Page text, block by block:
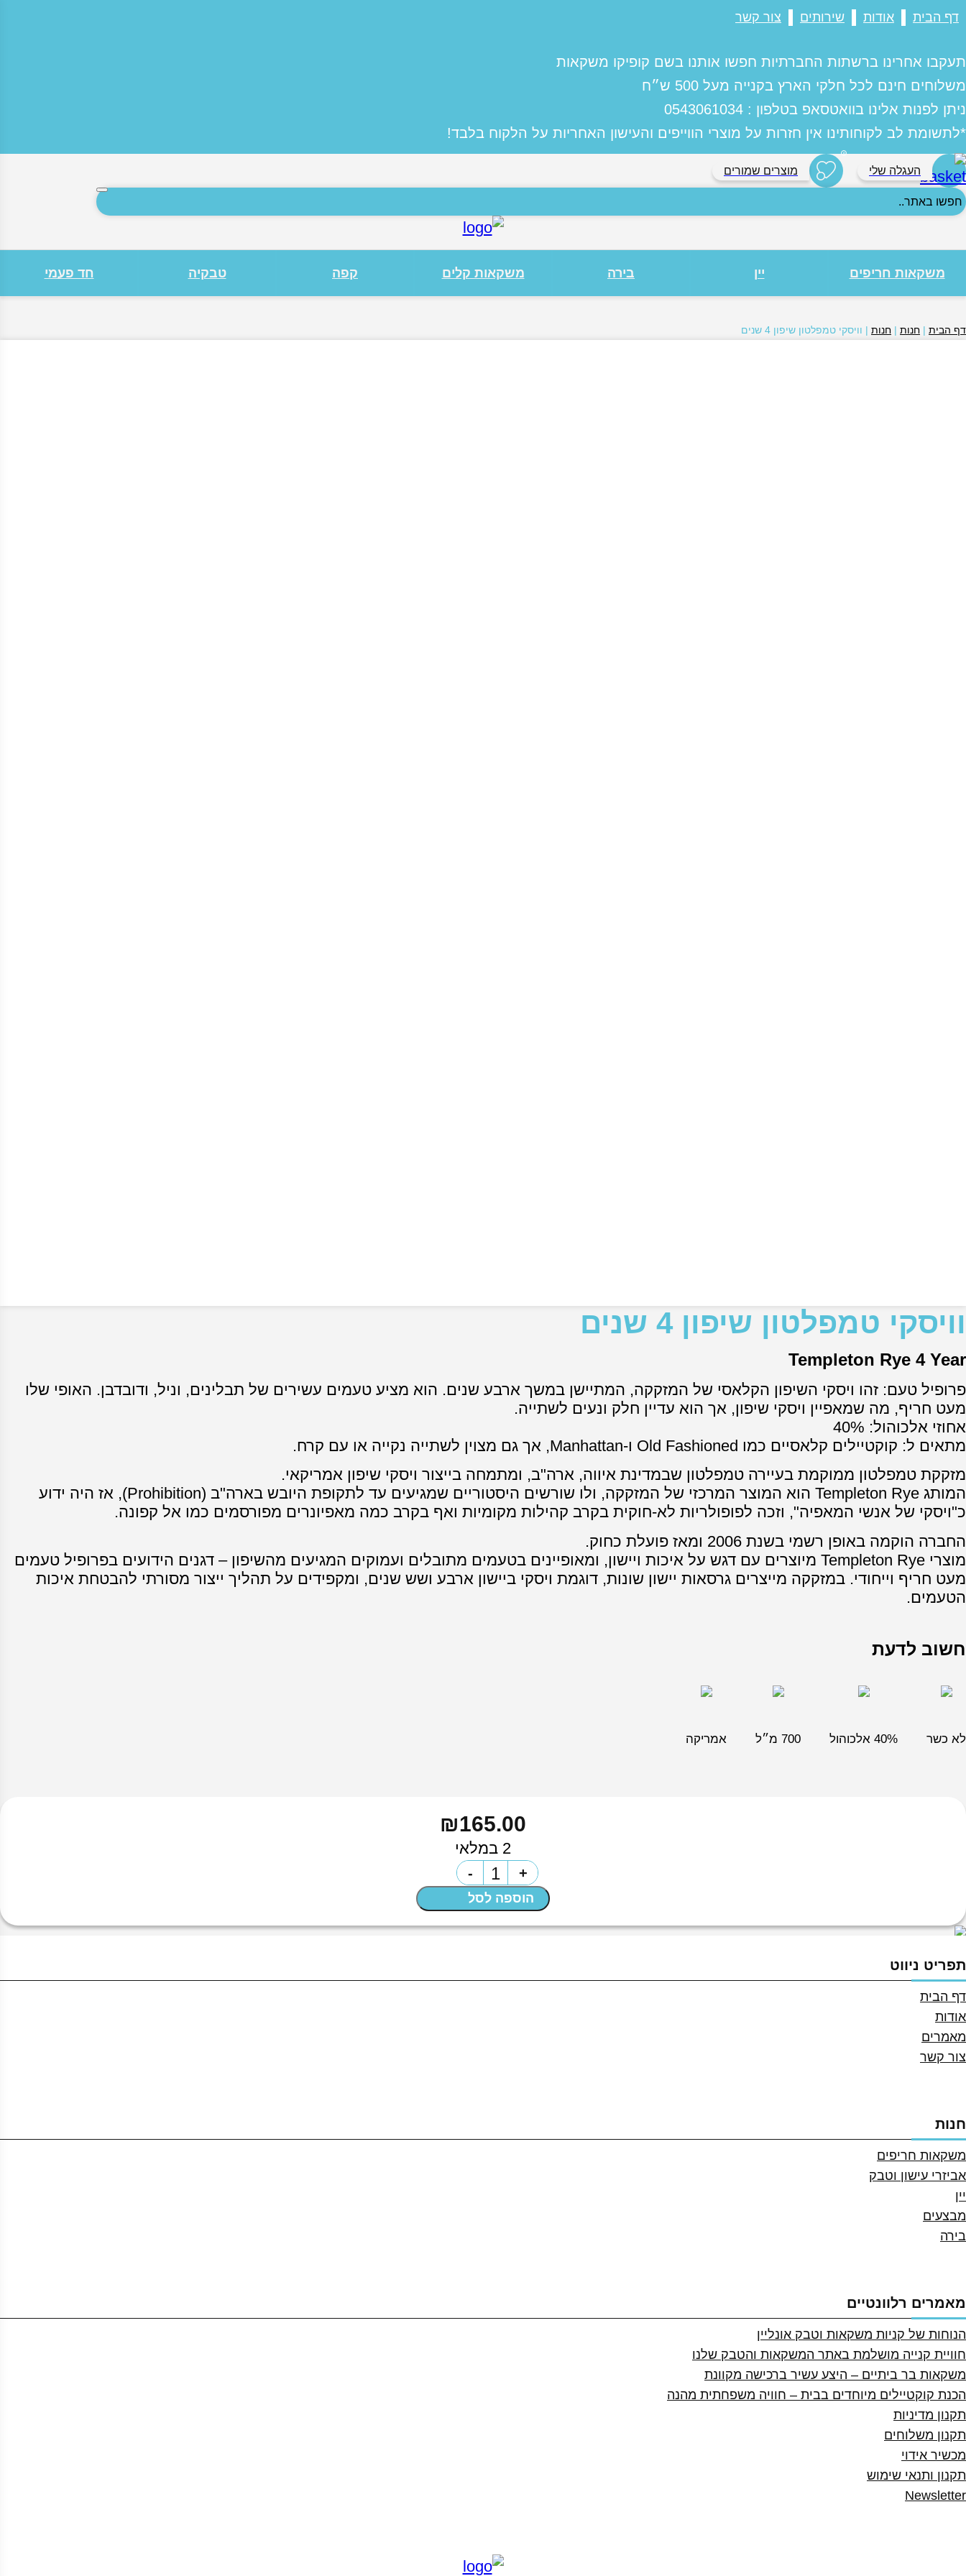
דף הבית אודות שירותים צור קשר
תעקבו אחרינו ברשתות החברתיות חפשו אותנו בשם קופיקו משקאות
משלוחים חינם לכל חלקי הארץ בקנייה מעל 500 ש״ח
ניתן לפנות אלינו בוואטסאפ בטלפון : 0543061034
*לתשומת לב לקוחותינו אין חזרות על מוצרי הווייפים והעישון האחריות על הלקוח בלבד!
העגלה שלי
0
מוצרים שמורים
חפשו
באתר..
חיפוש
משקאות חריפים יין בירה משקאות קלים קפה טבקיה חד פעמי
דף הבית | חנות | חנות | וויסקי טמפלטון שיפון 4 שנים
וויסקי טמפלטון שיפון 4 שנים
Templeton Rye 4 Year
פרופיל טעם: זהו ויסקי השיפון הקלאסי של המזקקה, המתיישן במשך ארבע שנים. הוא מציע טעמים עשירים של תבלינים, וניל, ודובדבן. האופי שלו
מעט חריף, מה שמאפיין ויסקי שיפון, אך הוא עדיין חלק ונעים לשתייה.
אחוזי אלכוהול: 40%
מתאים ל: קוקטיילים קלאסיים כמו Old Fashioned ו-Manhattan, אך גם מצוין לשתייה נקייה או עם קרח.
מזקקת טמפלטון ממוקמת בעיירה טמפלטון שבמדינת איווה, ארה"ב, ומתמחה בייצור ויסקי שיפון אמריקאי.
המותג Templeton Rye הוא המוצר המרכזי של המזקקה, ולו שורשים היסטוריים שמגיעים עד לתקופת היובש בארה"ב (Prohibition), אז היה ידוע
כ"ויסקי של אנשי המאפיה", וזכה לפופולריות לא-חוקית בקרב קהילות מקומיות ואף בקרב כמה מאפיונרים מפורסמים כמו אל קפונה.
החברה הוקמה באופן רשמי בשנת 2006 ומאז פועלת כחוק.
מוצרי Templeton Rye מיוצרים עם דגש על איכות ויישון, ומאופיינים בטעמים מתובלים ועמוקים המגיעים מהשיפון – דגנים הידועים בפרופיל טעמים
מעט חריף וייחודי. במזקקה מייצרים גרסאות יישון שונות, דוגמת ויסקי ביישון ארבע ושש שנים, ומקפידים על תהליך ייצור מסורתי להבטחת איכות
הטעמים.
חשוב לדעת
לא כשר 40% אלכוהול 700 מ״ל אמריקה
₪165.00
2 במלאי
+
כמות
של
-
הוספה לסל
תפריט ניווט
דף הבית
אודות
מאמרים
צור קשר
חנות
משקאות חריפים
אביזרי עישון וטבק
יין
מבצעים
בירה
מאמרים רלוונטיים
הנוחות של קניות משקאות וטבק אונליין
חוויית קנייה מושלמת באתר המשקאות והטבק שלנו
משקאות בר ביתיים – היצע עשיר ברכישה מקוונת
הכנת קוקטיילים מיוחדים בבית – חוויה משפחתית מהנה
תקנון מדיניות
תקנון משלוחים
מכשיר אידוי
תקנון ותנאי שימוש
Newsletter